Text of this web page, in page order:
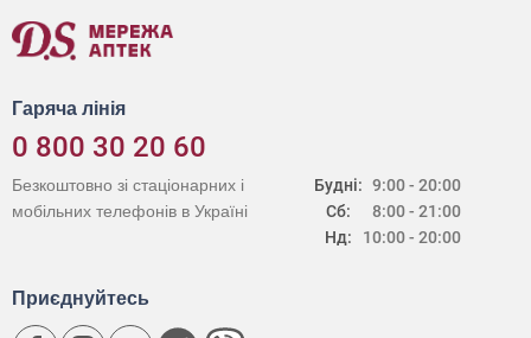
Гаряча лінія
0 800 30 20 60
Будні:
Сб:
Нд:
9:00 - 20:00
8:00 - 21:00
10:00 - 20:00
Безкоштовно зі стаціонарних і
мобільних телефонів в Україні
Приєднуйтесь